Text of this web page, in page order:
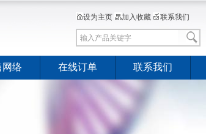
设为主页 加入收藏 联系我们
网络 在线订单 联系我们